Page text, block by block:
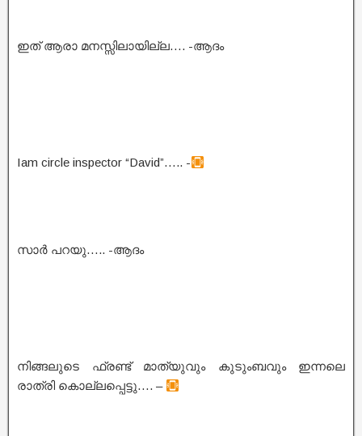
ഇത് ആരാ മനസ്സിലായില്ല…. -ആദം
Iam circle inspector “David”….. -
സാർ പറയു….. -ആദം
നിങ്ങലുടെ ഫ്രണ്ട് മാത്യുവും കുടുംബവും ഇന്നലെ
രാത്രി കൊല്ലപ്പെട്ടു…. –